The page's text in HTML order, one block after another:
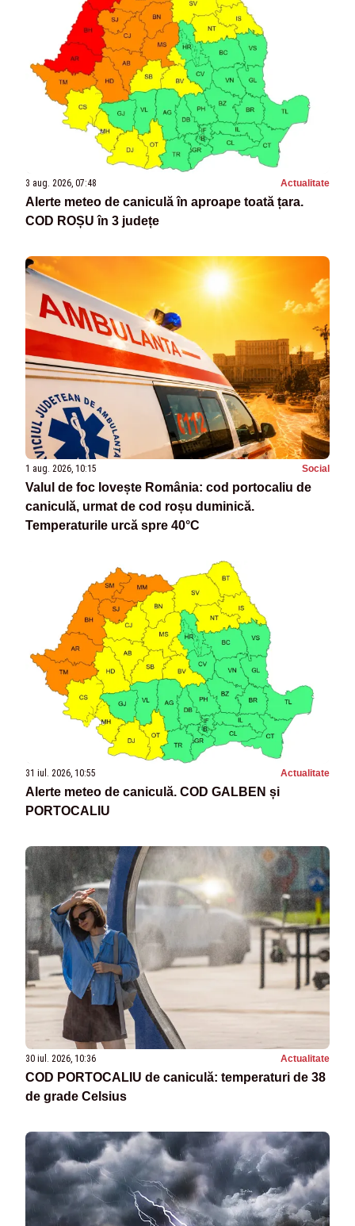
3 aug. 2026, 07:48 Actualitate
Alerte meteo de caniculă în aproape toată țara.
COD ROȘU în 3 județe
1 aug. 2026, 10:15 Social
Valul de foc lovește România: cod portocaliu de
caniculă, urmat de cod roșu duminică.
Temperaturile urcă spre 40°C
31 iul. 2026, 10:55 Actualitate
Alerte meteo de caniculă. COD GALBEN și
PORTOCALIU
30 iul. 2026, 10:36 Actualitate
COD PORTOCALIU de caniculă: temperaturi de 38
de grade Celsius